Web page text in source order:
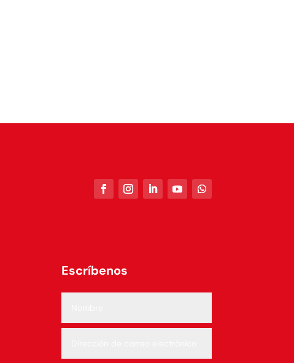
Escríbenos